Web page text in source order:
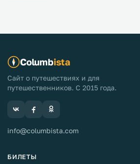
Columbista
Сайт о путешествиях и для
путешественников. С 2015 года.
info@columbista.com
БИЛЕТЫ